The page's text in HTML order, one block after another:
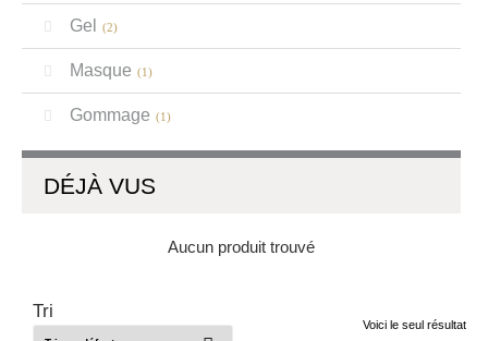
Gel (2)
Masque (1)
Gommage (1)
DÉJÀ VUS
Aucun produit trouvé
Voici le seul résultat